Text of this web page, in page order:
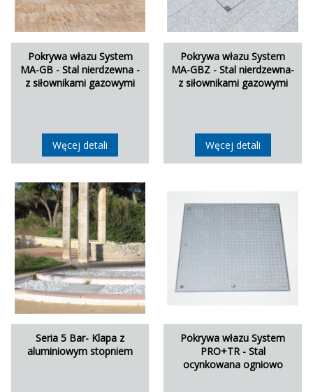
Pokrywa włazu System
MA-GB - Stal nierdzewna -
z siłownikami gazowymi
Węcej detali
Pokrywa włazu System
MA-GBZ - Stal nierdzewna-
z siłownikami gazowymi
Węcej detali
Seria 5 Bar- Klapa z
aluminiowym stopniem
Pokrywa włazu System
PRO+TR - Stal
ocynkowana ogniowo